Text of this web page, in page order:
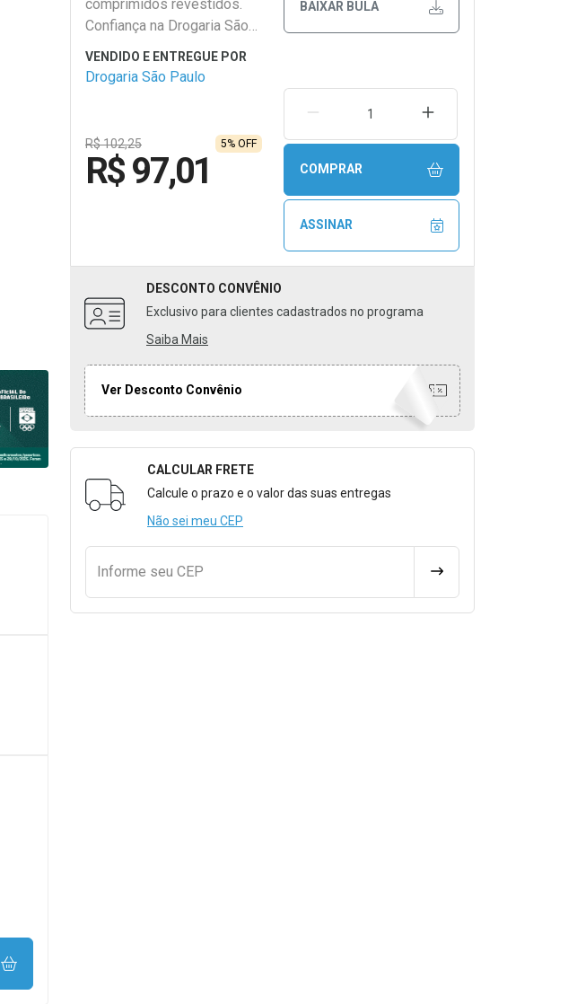
comprimidos revestidos.
Confiança na Drogaria São
BAIXAR BULA
Drogaria São Paulo
R$ 102,25 5% OFF
R$ 97,01
REMOVER UMA UNIDADEAUMENTAR UMA
COMPRAR
ASSINAR
DESCONTO CONVÊNIO
Exclusivo para clientes cadastrados no programa
Saiba Mais
Ver Desconto Convênio
Formulário para Calcular o Frete
CALCULAR FRETE
Calcule o prazo e o valor das suas entregas
Não sei meu CEP
Informe seu CEP CALCULAR FRETE